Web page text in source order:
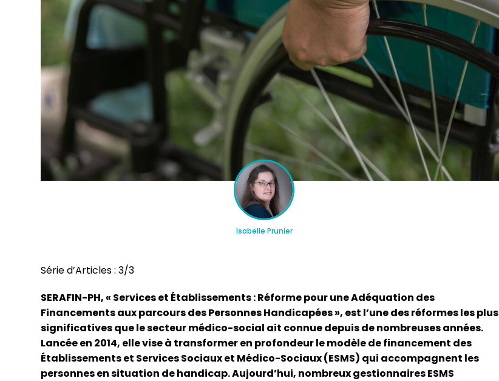
Isabelle Prunier
Série d’Articles : 3/3
SERAFIN-PH, « Services et Établissements : Réforme pour une Adéquation des
Financements aux parcours des Personnes Handicapées », est l’une des réformes les plus
significatives que le secteur médico-social ait connue depuis de nombreuses années.
Lancée en 2014, elle vise à transformer en profondeur le modèle de financement des
Établissements et Services Sociaux et Médico-Sociaux (ESMS) qui accompagnent les
personnes en situation de handicap. Aujourd’hui, nombreux gestionnaires ESMS
et regroupement
fondations